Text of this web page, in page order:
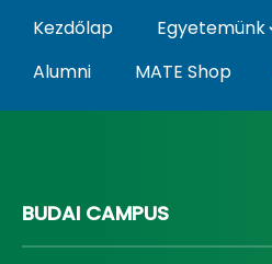
Kezdőlap Egyetemünk
Alumni
MATE Shop
BUDAI CAMPUS